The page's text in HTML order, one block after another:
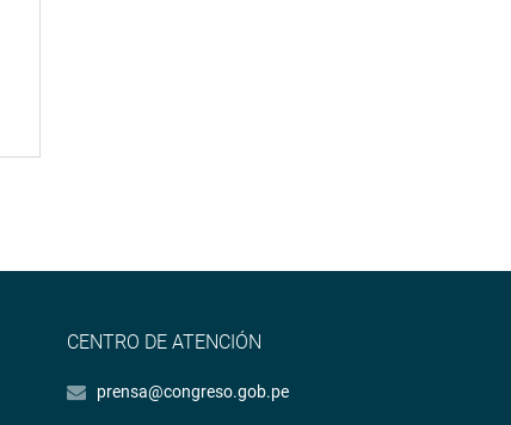
CENTRO DE ATENCIÓN
prensa@congreso.gob.pe